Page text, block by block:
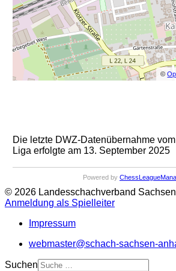
©
Die letzte DWZ-Datenübernahme
Liga erfolgte am 13. September 2025
Powered by
© 2026 Landesschachverband
Anmeldung als Spielleiter
Impressum
webmaster@schach-sachsen-
Suchen